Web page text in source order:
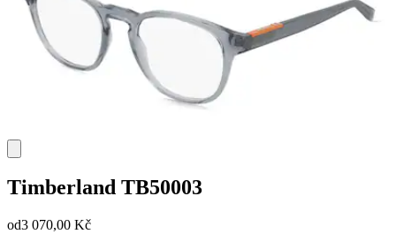
Timberland TB50003
od3 070,00 Kč